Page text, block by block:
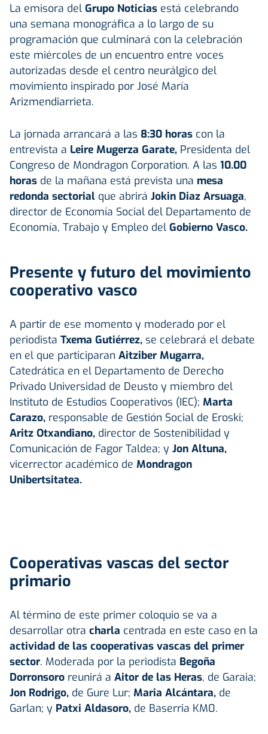
La emisora del Grupo Noticias está celebrando
una semana monográfica a lo largo de su
programación que culminará con la celebración
este miércoles de un encuentro entre voces
autorizadas desde el centro neurálgico del
movimiento inspirado por José María
Arizmendiarrieta.
La jornada arrancará a las 8:30 horas con la
entrevista a Leire Mugerza Garate, Presidenta del
Congreso de Mondragon Corporation. A las 10.00
horas de la mañana está prevista una mesa
redonda sectorial que abrirá Jokin Diaz Arsuaga,
director de Economía Social del Departamento de
Economía, Trabajo y Empleo del Gobierno Vasco.
Presente y futuro del movimiento
cooperativo vasco
A partir de ese momento y moderado por el
periodista Txema Gutiérrez, se celebrará el debate
en el que participaran Aitziber Mugarra,
Catedrática en el Departamento de Derecho
Privado Universidad de Deusto y miembro del
Instituto de Estudios Cooperativos (IEC); Marta
Carazo, responsable de Gestión Social de Eroski;
Aritz Otxandiano, director de Sostenibilidad y
Comunicación de Fagor Taldea; y Jon Altuna,
vicerrector académico de Mondragon
Unibertsitatea.
Cooperativas vascas del sector
primario
Al término de este primer coloquio se va a
desarrollar otra charla centrada en este caso en la
actividad de las cooperativas vascas del primer
sector. Moderada por la periodista Begoña
Dorronsoro reunirá a Aitor de las Heras, de Garaia;
Jon Rodrigo, de Gure Lur; Maria Alcántara, de
Garlan; y Patxi Aldasoro, de Baserria KM0.